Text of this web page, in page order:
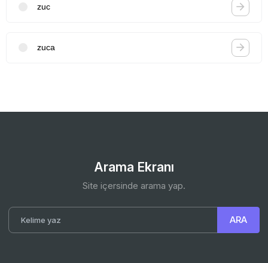
zuc
zuca
Arama Ekranı
Site içersinde arama yap.